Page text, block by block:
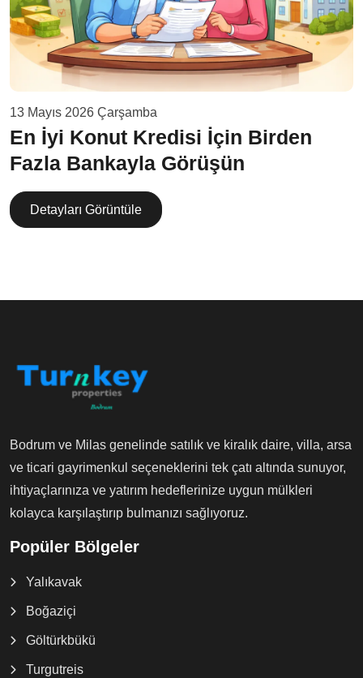
13 Mayıs 2026 Çarşamba
En İyi Konut Kredisi İçin Birden
Fazla Bankayla Görüşün
Detayları Görüntüle
Bodrum ve Milas genelinde satılık ve kiralık daire, villa, arsa
ve ticari gayrimenkul seçeneklerini tek çatı altında sunuyor,
ihtiyaçlarınıza ve yatırım hedeflerinize uygun mülkleri
kolayca karşılaştırıp bulmanızı sağlıyoruz.
Popüler Bölgeler
Yalıkavak
Boğaziçi
Göltürkbükü
Turgutreis